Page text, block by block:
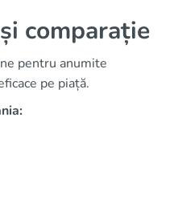
comparație
pentru anumite
pe piață.